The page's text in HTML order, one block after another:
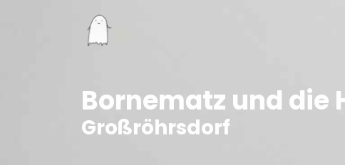
Bornematz und die
Großröhrsdorf